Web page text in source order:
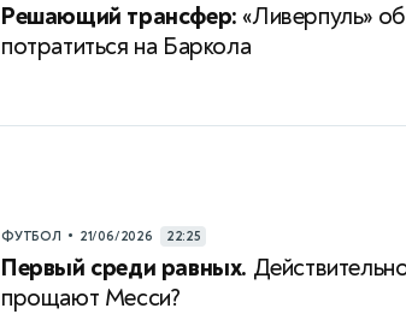
Решающий трансфер: «Ливерпуль»
потратиться на Баркола
ФУТБОЛ • 21/06/2026 22:25
Первый среди равных.
прощают Месси?